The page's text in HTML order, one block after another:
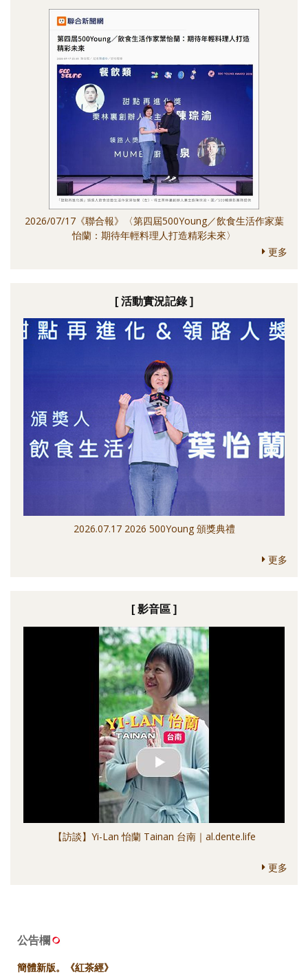
2026/07/17《聯合報》〈第四屆500Young／飲食生活作家葉
怡蘭：期待年輕料理人打造精彩未來〉
更多
[ 活動實況記錄 ]
2026.07.17 2026 500Young 頒獎典禮
更多
[ 影音區 ]
【訪談】Yi-Lan 怡蘭 Tainan 台南｜al.dente.life
更多
公告欄
簡體新版。《紅茶經》